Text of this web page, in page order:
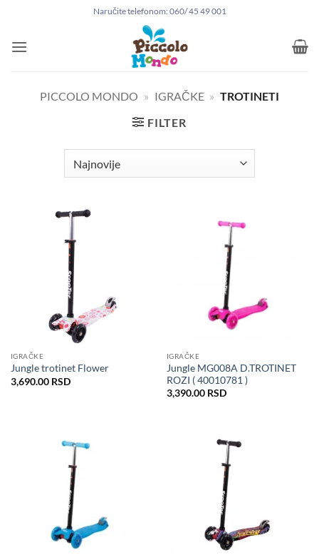
sadržaj
Naručite telefonom: 060/ 45 49 001
PICCOLO MONDO » IGRAČKE » TROTINETI
FILTER
IGRAČKE
Jungle trotinet Flower
3,690.00 RSD
IGRAČKE
Jungle MG008A D.TROTINET
ROZI ( 40010781 )
3,390.00 RSD